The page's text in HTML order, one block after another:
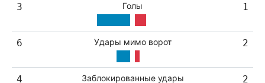
3 Голы 1
6 Удары мимо ворот 2
4 Заблокированные удары 2